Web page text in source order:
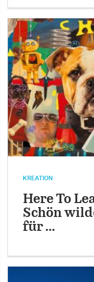
KREATION
Here To
Schön
für …